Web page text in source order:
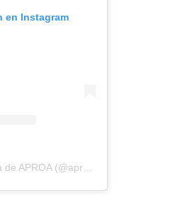
en Instagram
(@aproavzla)